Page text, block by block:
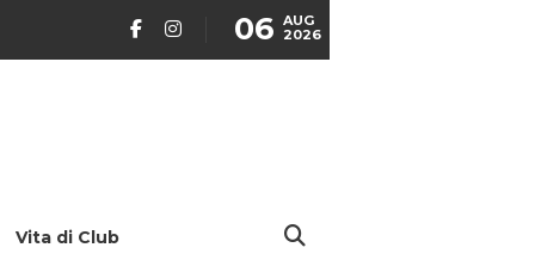
06 AUG
2026
Vita di Club